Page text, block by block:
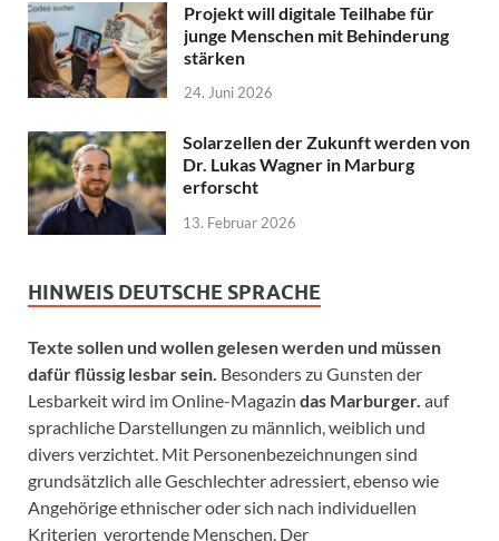
Projekt will digitale Teilhabe für
junge Menschen mit Behinderung
stärken
24. Juni 2026
Solarzellen der Zukunft werden von
Dr. Lukas Wagner in Marburg
erforscht
13. Februar 2026
HINWEIS DEUTSCHE SPRACHE
Texte sollen und wollen gelesen werden und müssen
dafür flüssig lesbar sein. Besonders zu Gunsten der
Lesbarkeit wird im Online-Magazin das Marburger. auf
sprachliche Darstellungen zu männlich, weiblich und
divers verzichtet. Mit Personenbezeichnungen sind
grundsätzlich alle Geschlechter adressiert, ebenso wie
Angehörige ethnischer oder sich nach individuellen
Kriterien verortende Menschen. Der